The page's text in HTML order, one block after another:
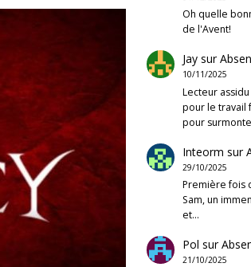
Oh quelle
de l'Avent!
Jay sur
10/11/2025
Lecteur
pour le travail
pour
Inteorm sur
29/10/2025
Première fois
Sam, un
et…
Pol sur
21/10/2025